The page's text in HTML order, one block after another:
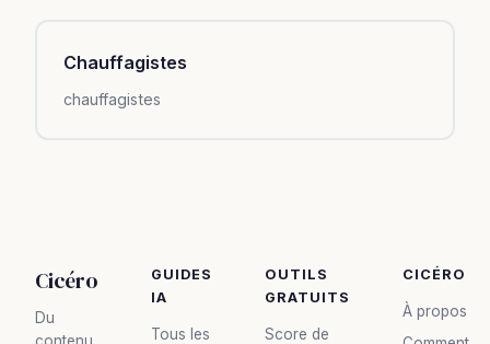
Chauffagistes
chauffagistes
Cicéro
Du
contenu
GUIDES
IA
Tous les
OUTILS
GRATUITS
Score de
CICÉRO
À propos